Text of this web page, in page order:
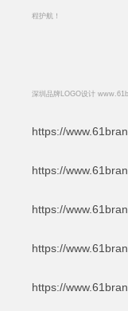
程护航！
深圳品牌LOGO设计
https://
https://
https://
https://
https://